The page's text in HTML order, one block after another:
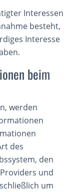
Interessen
besteht,
Interesse
beim
werden
des
den
und
um